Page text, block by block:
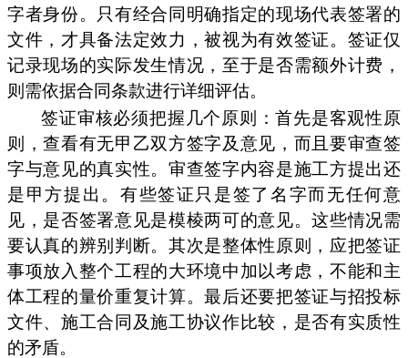
字者身份。只有经合同明确指定的现场代表签署的
文件，才具备法定效力，被视为有效签证。签证仅
记录现场的实际发生情况，至于是否需额外计费，
则需依据合同条款进行详细评估。
签证审核必须把握几个原则：首先是客观性原
则，查看有无甲乙双方签字及意见，而且要审查签
字与意见的真实性。审查签字内容是施工方提出还
是甲方提出。有些签证只是签了名字而无任何意
见，是否签署意见是模棱两可的意见。这些情况需
要认真的辨别判断。其次是整体性原则，应把签证
事项放入整个工程的大环境中加以考虑，不能和主
体工程的量价重复计算。最后还要把签证与招投标
文件、施工合同及施工协议作比较，是否有实质性
的矛盾。